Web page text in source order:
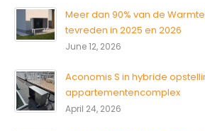
Meer dan 90% van de
tevreden in 2025 en 2026
June 12, 2026
Aconomis S in hybride
appartementencomplex
April 24, 2026